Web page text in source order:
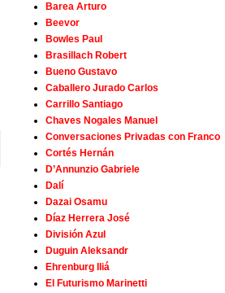
Barea Arturo
Beevor
Bowles Paul
Brasillach Robert
Bueno Gustavo
Caballero Jurado Carlos
Carrillo Santiago
Chaves Nogales Manuel
Conversaciones Privadas con Franco
Cortés Hernán
D’Annunzio Gabriele
Dalí
Dazai Osamu
Díaz Herrera José
División Azul
Duguin Aleksandr
Ehrenburg Iliá
El Futurismo Marinetti